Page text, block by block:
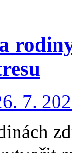
7.